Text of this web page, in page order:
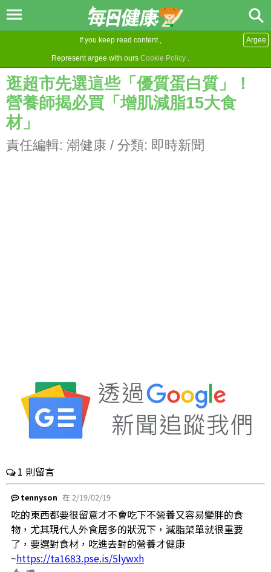
If you keep read content ,
Represent argee with ours Cookie Policy .
Argee
逛超市先選這些「優質蛋白質」！
營養師揭必買「增肌減脂15大食
材」
責任編輯: 潮健康 / 分類: 即時新聞